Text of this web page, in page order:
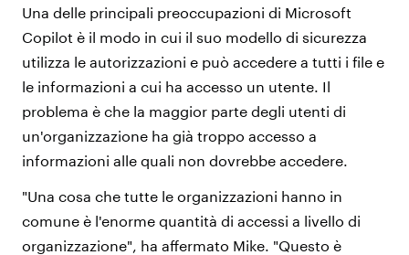
Una delle principali preoccupazioni di Microsoft
Copilot è il modo in cui il suo modello di sicurezza
utilizza le autorizzazioni e può accedere a tutti i file e
le informazioni a cui ha accesso un utente. Il
problema è che la maggior parte degli utenti di
un'organizzazione ha già troppo accesso a
informazioni alle quali non dovrebbe accedere.
"Una cosa che tutte le organizzazioni hanno in
comune è l'enorme quantità di accessi a livello di
organizzazione", ha affermato Mike. "Questo è